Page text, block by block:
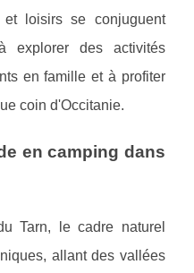
loisirs se conjuguent
explorer des activités
en famille et à profiter
coin d'Occitanie.
en camping dans
Tarn, le cadre naturel
allant des vallées